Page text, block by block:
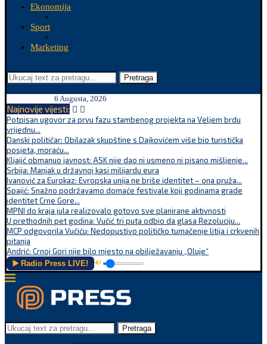
Ekonomija
Sport
Marketing
Pretraga
6 Augusta, 2026
Najnovije vijesti:
Potpisan ugovor za prvu fazu stambenog projekta na Veljem brdu
vrijednu...
Danski političar: Obilazak skupštine s Dajkovićem više bio turistička
posjeta, moraću...
Kljajić obmanuo javnost: ASK nije dao ni usmeno ni pisano mišljenje...
Srbija: Manjak u državnoj kasi milijardu eura
Ivanović za Eurokaz: Evropska unija ne briše identitet – ona pruža...
Spajić: Snažno podržavamo domaće festivale koji godinama grade
identitet Crne Gore...
MPNI do kraja jula realizovalo gotovo sve planirane aktivnosti
U prethodnih pet godina: Vučić tri puta odbio da glasa Rezoluciju...
MCP odgovorila Vučiću: Nedopustivo političko tumačenje litija i crkvenih
pitanja
Andrić: Crnoj Gori nije bilo mjesto na obilježavanju „Oluje“
▶️ Radio Press LIVE! 🔊
Pretraga